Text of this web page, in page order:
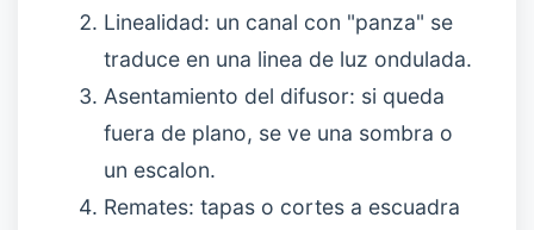
Linealidad: un canal con "panza" se
traduce en una linea de luz ondulada.
Asentamiento del difusor: si queda
fuera de plano, se ve una sombra o
un escalon.
Remates: tapas o cortes a escuadra